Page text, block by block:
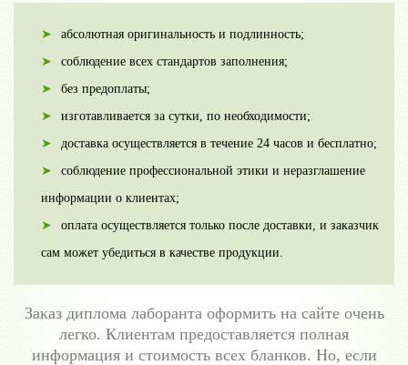
абсолютная оригинальность и подлинность;
соблюдение всех стандартов заполнения;
без предоплаты;
изготавливается за сутки, по необходимости;
доставка осуществляется в течение 24 часов и бесплатно;
соблюдение профессиональной этики и неразглашение
информации о клиентах;
оплата осуществляется только после доставки, и заказчик
сам может убедиться в качестве продукции.
Заказ диплома лаборанта оформить на сайте очень
легко. Клиентам предоставляется полная
информация и стоимость всех бланков. Но, если